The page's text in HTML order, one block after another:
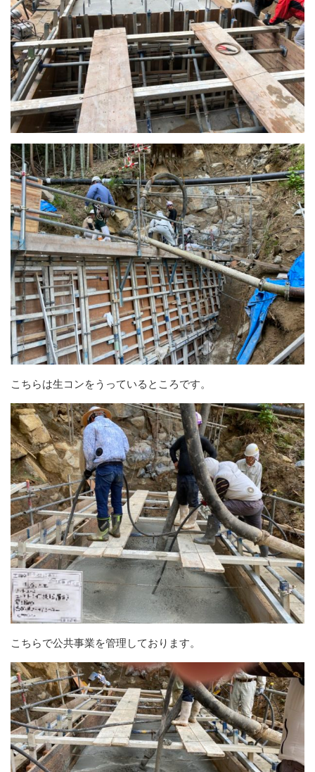
こちらは生コンをうっているところです。
こちらで公共事業を管理しております。